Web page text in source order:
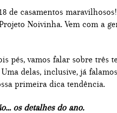
de casamentos
Noivinha. Vem com a
pés, vamos falar sobre três
delas, inclusive, já
primeira dica tendência.
os detalhes do ano.